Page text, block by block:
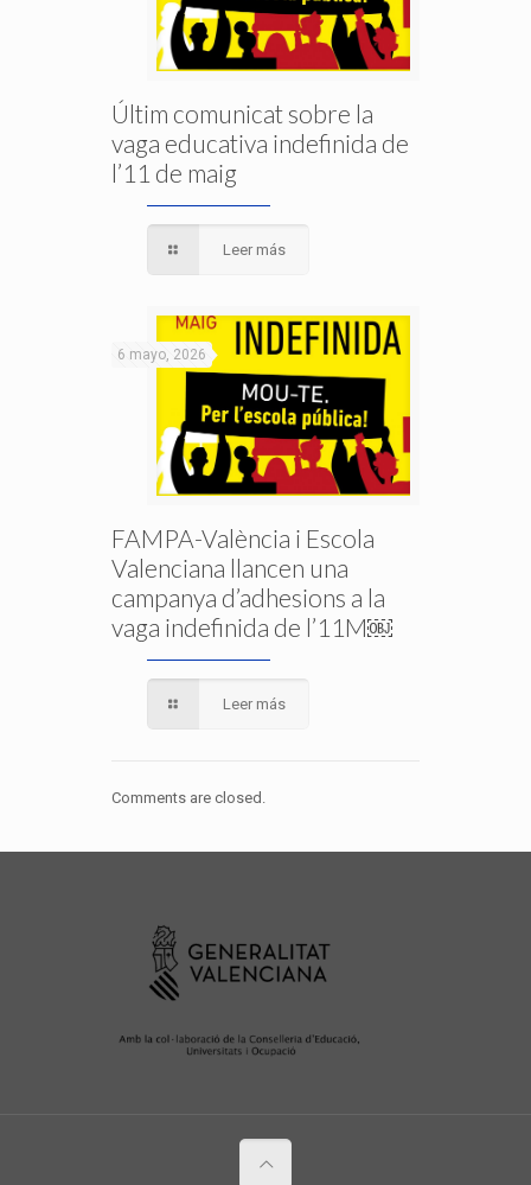
Últim comunicat sobre la
vaga educativa indefinida de
l’11 de maig
Leer más
6 mayo, 2026
FAMPA-València i Escola
Valenciana llancen una
campanya d’adhesions a la
vaga indefinida de l’11M￼
Leer más
Comments are closed.